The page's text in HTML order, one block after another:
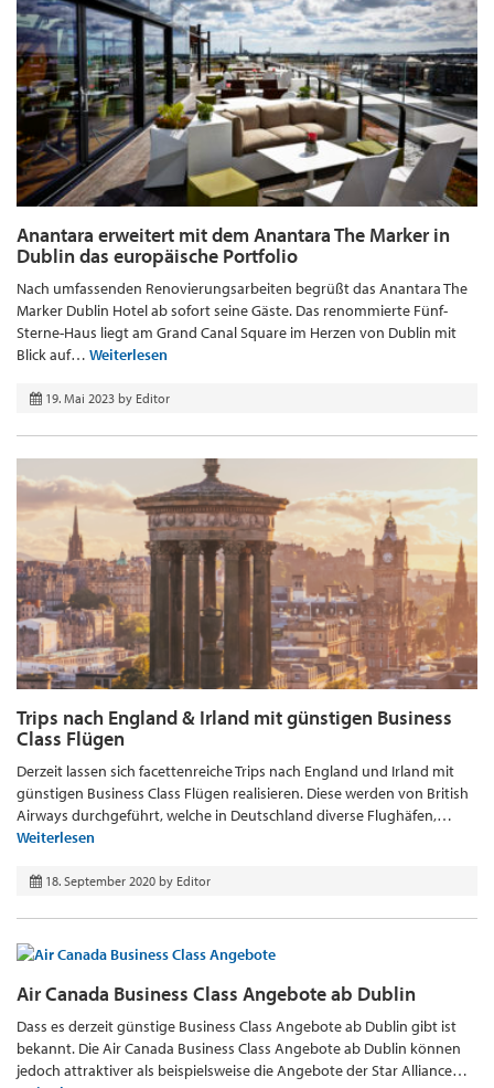
Anantara erweitert mit dem Anantara The Marker in
Dublin das europäische Portfolio
Nach umfassenden Renovierungsarbeiten begrüßt das Anantara The
Marker Dublin Hotel ab sofort seine Gäste. Das renommierte Fünf-
Sterne-Haus liegt am Grand Canal Square im Herzen von Dublin mit
Blick auf… Weiterlesen
19. Mai 2023 by Editor
Trips nach England & Irland mit günstigen Business
Class Flügen
Derzeit lassen sich facettenreiche Trips nach England und Irland mit
günstigen Business Class Flügen realisieren. Diese werden von British
Airways durchgeführt, welche in Deutschland diverse Flughäfen,…
Weiterlesen
18. September 2020 by Editor
Air Canada Business Class Angebote ab Dublin
Dass es derzeit günstige Business Class Angebote ab Dublin gibt ist
bekannt. Die Air Canada Business Class Angebote ab Dublin können
jedoch attraktiver als beispielsweise die Angebote der Star Alliance…